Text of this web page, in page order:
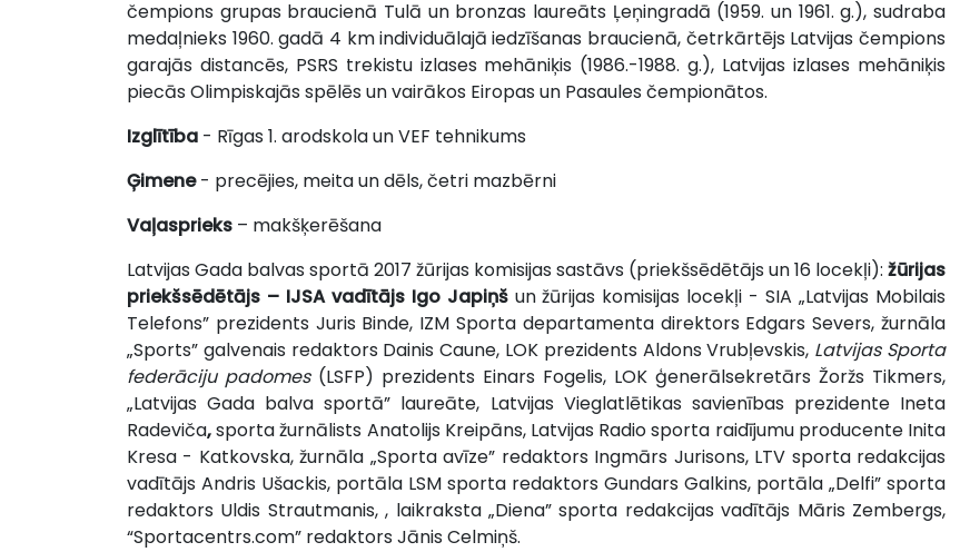
čempions grupas braucienā Tulā un bronzas laureāts Ļeņingradā (1959. un 1961. g.), sudraba
medaļnieks 1960. gadā 4 km individuālajā iedzīšanas braucienā, četrkārtējs Latvijas čempions
garajās distancēs, PSRS trekistu izlases mehāniķis (1986.-1988. g.), Latvijas izlases mehāniķis
piecās Olimpiskajās spēlēs un vairākos Eiropas un Pasaules čempionātos.
Izglītība - Rīgas 1. arodskola un VEF tehnikums
Ģimene- precējies, meita un dēls, četri mazbērni
Vaļasprieks – makšķerēšana
Latvijas Gada balvas sportā 2017 žūrijas komisijas sastāvs (priekšsēdētājs un 16 locekļi): žūrijas
priekšsēdētājs – IJSA vadītājs Igo Japiņš un žūrijas komisijas locekļi - SIA „Latvijas Mobilais
Telefons” prezidents Juris Binde, IZM Sporta departamenta direktors Edgars Severs, žurnāla
„Sports” galvenais redaktors Dainis Caune, LOK prezidents Aldons Vrubļevskis, Latvijas Sporta
federāciju padomes(LSFP) prezidents Einars Fogelis, LOK ģenerālsekretārs Žoržs Tikmers,
„Latvijas Gada balva sportā” laureāte, Latvijas Vieglatlētikas savienības prezidente Ineta
Radeviča,sporta žurnālists Anatolijs Kreipāns, Latvijas Radio sporta raidījumu producente Inita
Kresa - Katkovska, žurnāla „Sporta avīze” redaktors Ingmārs Jurisons, LTV sporta redakcijas
vadītājs Andris Ušackis, portāla LSM sporta redaktors Gundars Galkins, portāla „Delfi” sporta
redaktors Uldis Strautmanis, , laikraksta „Diena” sporta redakcijas vadītājs Māris Zembergs,
“Sportacentrs.com” redaktors Jānis Celmiņš.